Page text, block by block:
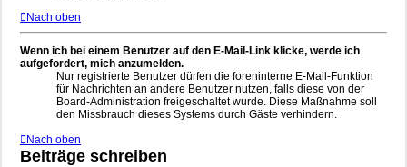
Nach oben
Wenn ich bei einem Benutzer auf den E-Mail-Link klicke, werde ich
aufgefordert, mich anzumelden.
Nur registrierte Benutzer dürfen die foreninterne E-Mail-Funktion
für Nachrichten an andere Benutzer nutzen, falls diese von der
Board-Administration freigeschaltet wurde. Diese Maßnahme soll
den Missbrauch dieses Systems durch Gäste verhindern.
Nach oben
Beiträge schreiben